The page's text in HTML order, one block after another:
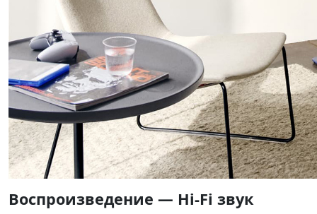
Воспроизведение — Hi-Fi звук